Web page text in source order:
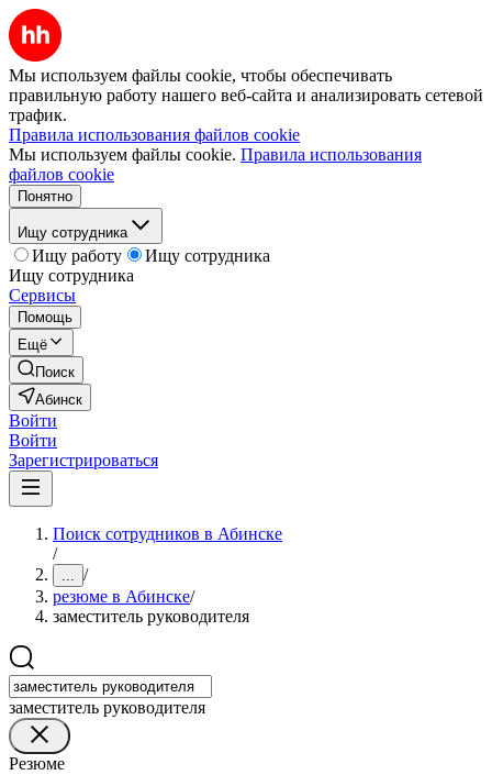
Мы используем файлы cookie, чтобы обеспечивать
правильную работу нашего веб-сайта и анализировать сетевой
трафик.
Правила использования файлов cookie
Мы используем файлы cookie. Правила использования
файлов cookie
Понятно
Ищу сотрудника
Ищу работу
Ищу сотрудника
Ищу сотрудника
Сервисы
Помощь
Ещё
Поиск
Абинск
Войти
Войти
Зарегистрироваться
Поиск сотрудников в Абинске
/
... /
резюме в Абинске/
заместитель руководителя
заместитель руководителя
Резюме